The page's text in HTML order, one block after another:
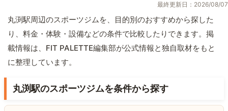
最終更新日：2026/08/07
丸渕駅周辺のスポーツジムを、目的別のおすすめから探した
り、料金・体験・設備などの条件で比較したりできます。掲
載情報は、FIT PALETTE編集部が公式情報と独自取材をもと
に整理しています。
丸渕駅のスポーツジムを条件から探す